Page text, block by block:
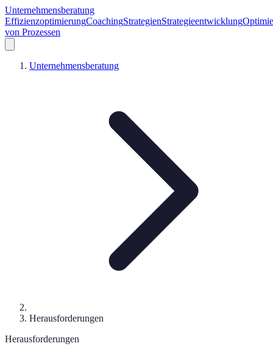
Unternehmensberatung
EffizienzoptimierungCoachingStrategienStrategieentwicklung
von Prozessen
Unternehmensberatung
Herausforderungen
Herausforderungen